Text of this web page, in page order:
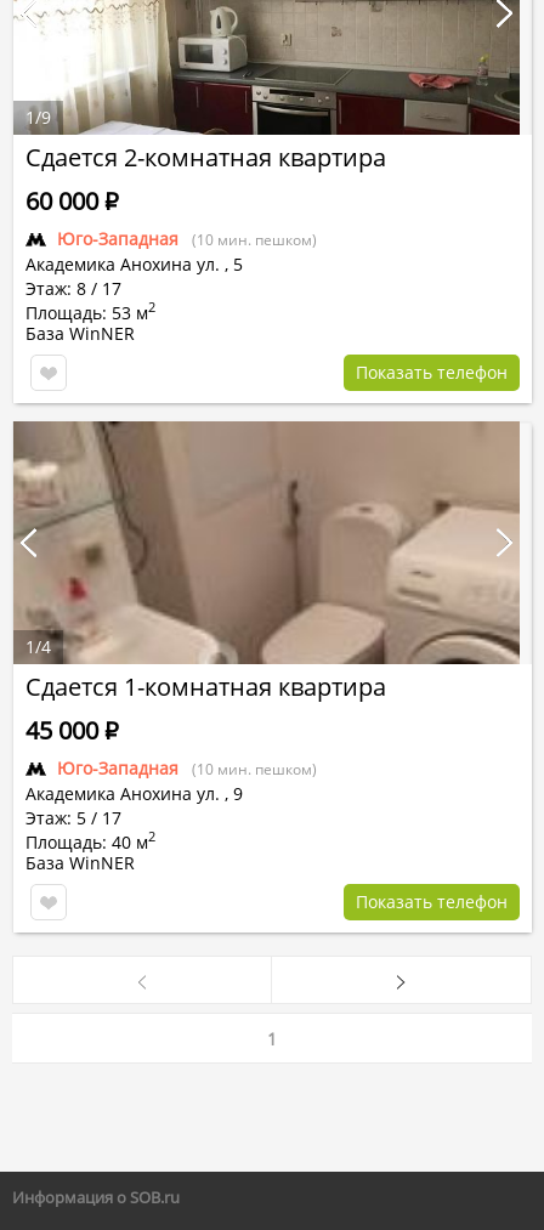
Сдается 2-комнатная квартира
Юго-Западная (10 мин. пешком)
Академика Анохина ул. , 5
Этаж: 8 / 17
Площадь: 53 м2
60 000Р
База WinNER
Показать телефон
1/9
Сдается 1-комнатная квартира
Юго-Западная (10 мин. пешком)
Академика Анохина ул. , 9
Этаж: 5 / 17
Площадь: 40 м2
45 000Р
База WinNER
Показать телефон
1/4
1
Информация о SOB.ru